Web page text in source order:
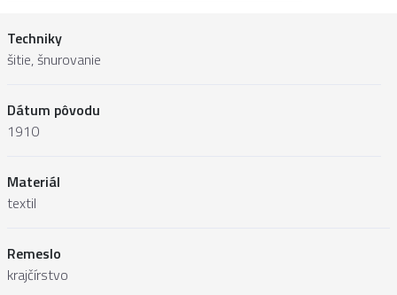
Techniky
šitie, šnurovanie
Dátum pôvodu
1910
Materiál
textil
Remeslo
krajčírstvo